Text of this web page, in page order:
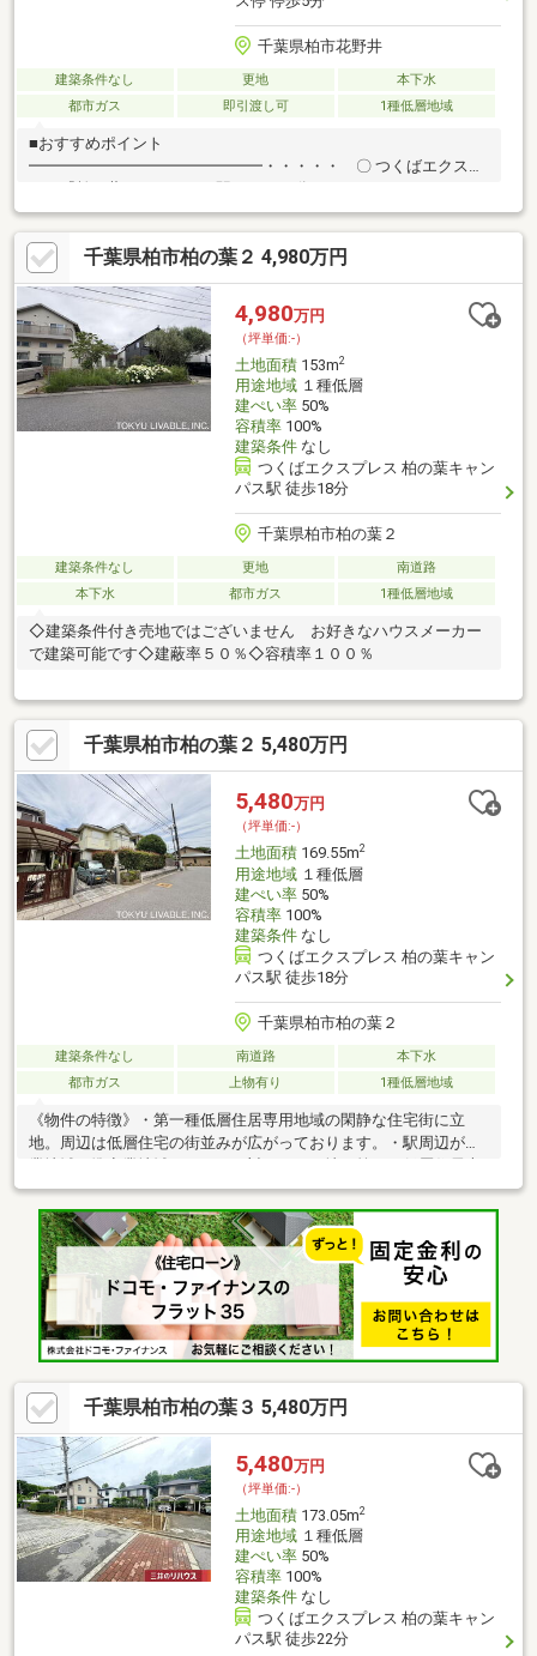
千葉県柏市花野井
建築条件なし 更地
本下水
都市ガス
即引渡し可 1種低層地域
■おすすめポイント
━━━━━━━━━━━━━━━・・・・・ 〇 つくばエクスプ
『柏ビレジ第二』停歩5分 ○ 東急柏ビレジ旧分譲地内 〇 更
地 ○ 閑静な住宅街 ○ 建築条件付き売地ではございませ
ん。 お好きなハウスメーカーにて建築可能です。
千葉県柏市柏の葉２ 4,980万円
4,980万円
（坪単価:-）
土地面積153m2
用途地域１種低層
建ぺい率50%
容積率100%
建築条件なし
つくばエクスプレス 柏の葉キャン
パス駅 徒歩18分
千葉県柏市柏の葉２
建築条件なし 更地
南道路
本下水
都市ガス 1種低層地域
◇建築条件付き売地ではございません お好きなハウスメーカー
で建築可能です◇建蔽率５０％◇容積率１００％
千葉県柏市柏の葉２ 5,480万円
5,480万円
（坪単価:-）
土地面積169.55m2
用途地域１種低層
建ぺい率50%
容積率100%
建築条件なし
つくばエクスプレス 柏の葉キャン
パス駅 徒歩18分
千葉県柏市柏の葉２
建築条件なし 南道路
本下水
都市ガス
上物有り 1種低層地域
《物件の特徴》・第一種低層住居専用地域の閑静な住宅街に立
地。周辺は低層住宅の街並みが広がっております。・駅周辺が商
業地域や準商業地域であるのに対し、この地は第一種低層住居専
用地域の戸建てが広がる閑静な住宅街。駅前の賑わいと閑静な暮
らしを両方を享受できる立地です。・現地周辺は閑静な住宅地が
広がっています。・宅地内は高低差のないフラットな地形で
す。・土地面積169.55㎡の整形地です。・前面道路はゆとりある
幅員5.9ｍの道路に接道。間口が約10.6ｍあるため、日差しを多く
取り込める立地条件です。・前面道路との高低差はありませ
ん。・近くに公園があり、緑が多い立地が特徴です。
千葉県柏市柏の葉３ 5,480万円
5,480万円
（坪単価:-）
土地面積173.05m2
用途地域１種低層
建ぺい率50%
容積率100%
建築条件なし
つくばエクスプレス 柏の葉キャン
パス駅 徒歩22分